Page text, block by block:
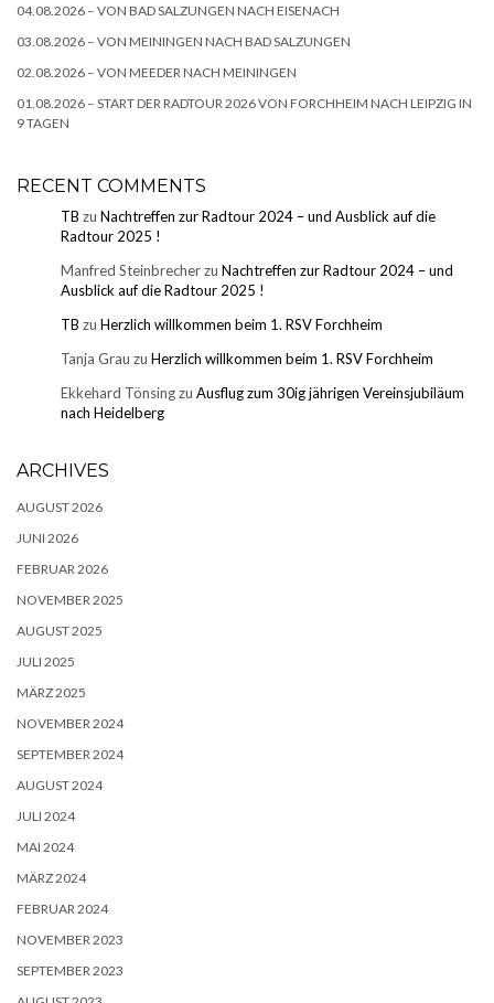
04.08.2026 – VON BAD SALZUNGEN NACH EISENACH
03.08.2026 – VON MEININGEN NACH BAD SALZUNGEN
02.08.2026 – VON MEEDER NACH MEININGEN
01.08.2026 – START DER RADTOUR 2026 VON FORCHHEIM NACH LEIPZIG IN
9 TAGEN
RECENT COMMENTS
TB zu Nachtreffen zur Radtour 2024 – und Ausblick auf die
Radtour 2025 !
Manfred Steinbrecherzu Nachtreffen zur Radtour 2024 – und
Ausblick auf die Radtour 2025 !
TB zu Herzlich willkommen beim 1. RSV Forchheim
Tanja Grau zu Herzlich willkommen beim 1. RSV Forchheim
Ekkehard Tönsingzu Ausflug zum 30ig jährigen Vereinsjubiläum
nach Heidelberg
ARCHIVES
AUGUST 2026
JUNI 2026
FEBRUAR 2026
NOVEMBER 2025
AUGUST 2025
JULI 2025
MÄRZ 2025
NOVEMBER 2024
SEPTEMBER 2024
AUGUST 2024
JULI 2024
MAI 2024
MÄRZ 2024
FEBRUAR 2024
NOVEMBER 2023
SEPTEMBER 2023